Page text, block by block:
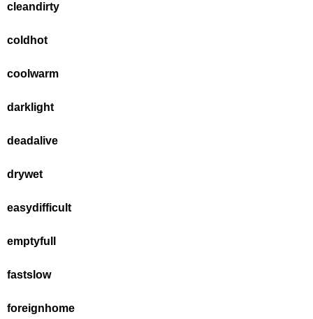
cleandirty
cold hot
cool warm
dark light
deadalive
drywet
easydifficult
emptyfull
fastslow
foreign home